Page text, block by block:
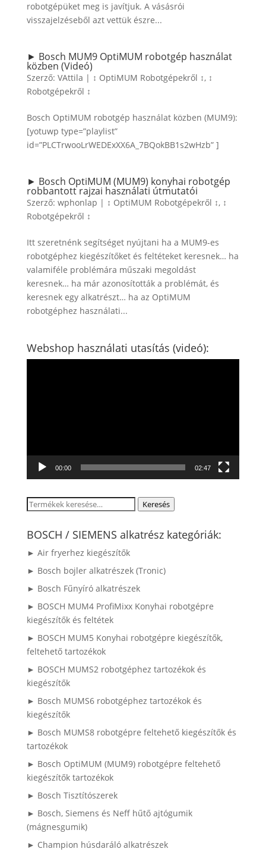
robotgépüket meg is javítjuk. A vásásrói
visszajelzéseből azt vettük észre...
► Bosch MUM9 OptiMUM robotgép használat
közben (Videó)
Szerző: VAttila | ↕ OptiMUM Robotgépekről ↕, ↕
Robotgépekről ↕
Bosch OptiMUM robotgép használat közben (MUM9):
[yotuwp type=”playlist”
id=”PLCTrwooLrWEDExXX6A_7BQokBB1s2wHzb” ]
► Bosch OptiMUM (MUM9) konyhai robotgép
robbantott rajzai használati útmutatói
Szerző: wphonlap | ↕ OptiMUM Robotgépekről ↕, ↕
Robotgépekről ↕
Itt szeretnénk segítséget nyújtani ha a MUM9-es
robotgéphez kiegészítőket és feltéteket keresnek… ha
valamiféle problémára műszaki megoldást
keresnek… ha már azonosították a problémát, és
keresnek egy alkatrészt… ha az OptiMUM
robotgéphez használati...
Webshop használati utasítás (videó):
00:00 02:47
Keresés
következőre:
Keresés
BOSCH / SIEMENS alkatrész kategóriák:
► Air fryerhez kiegészítők
► Bosch bojler alkatrészek (Tronic)
► Bosch Fűnyíró alkatrészek
► BOSCH MUM4 ProfiMixx Konyhai robotgépre
kiegészítők és feltétek
► BOSCH MUM5 Konyhai robotgépre kiegészítők,
feltehető tartozékok
► BOSCH MUMS2 robotgéphez tartozékok és
kiegészítők
► Bosch MUMS6 robotgéphez tartozékok és
kiegészítők
► Bosch MUMS8 robotgépre feltehető kiegészítők és
tartozékok
► Bosch OptiMUM (MUM9) robotgépre feltehető
kiegészítők tartozékok
► Bosch Tisztítószerek
► Bosch, Siemens és Neff hűtő ajtógumik
(mágnesgumik)
► Champion húsdaráló alkatrészek